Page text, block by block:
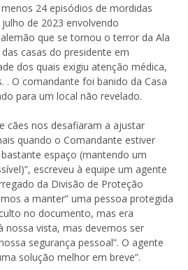
24 episódios de mordidas
de 2023 envolvendo
que se tornou o terror da Ala
casas do presidente em
dos quais exigiu atenção médica,
. O comandante foi banido da Casa
para um local não revelado.
cães nos desafiaram a ajustar
quando o Comandante estiver
espaço (mantendo um
escreveu à equipe um agente
da Divisão de Proteção
a manter” uma pessoa protegida
no documento, mas era
nossa vista, mas devemos ser
segurança pessoal”. O agente
solução melhor em breve”.